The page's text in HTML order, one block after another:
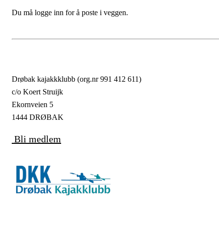
Du må logge inn for å poste i veggen.
Drøbak kajakkklubb (org.nr 991 412 611)
c/o Koert Struijk
Ekornveien 5
1444 DRØBAK
Bli medlem